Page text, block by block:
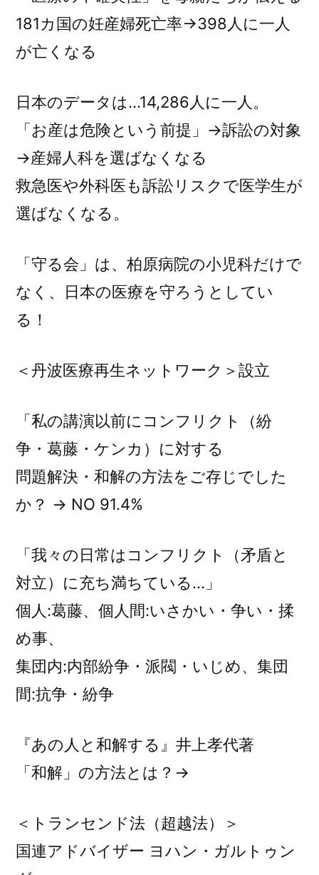
181カ国の妊産婦死亡率→398人に一人
が亡くなる
日本のデータは…14,286人に一人。
「お産は危険という前提」→訴訟の対象
→産婦人科を選ばなくなる
救急医や外科医も訴訟リスクで医学生が
選ばなくなる。
「守る会」は、柏原病院の小児科だけで
なく、日本の医療を守ろうとしてい
る！
＜丹波医療再生ネットワーク＞設立
「私の講演以前にコンフリクト（紛
争・葛藤・ケンカ）に対する
問題解決・和解の方法をご存じでした
か？ → NO 91.4%
「我々の日常はコンフリクト（矛盾と
対立）に充ち満ちている…」
個人:葛藤、個人間:いさかい・争い・揉
め事、
集団内:内部紛争・派閥・いじめ、集団
間:抗争・紛争
『あの人と和解する』井上孝代著
「和解」の方法とは？→
＜トランセンド法（超越法）＞
国連アドバイザー ヨハン・ガルトゥン